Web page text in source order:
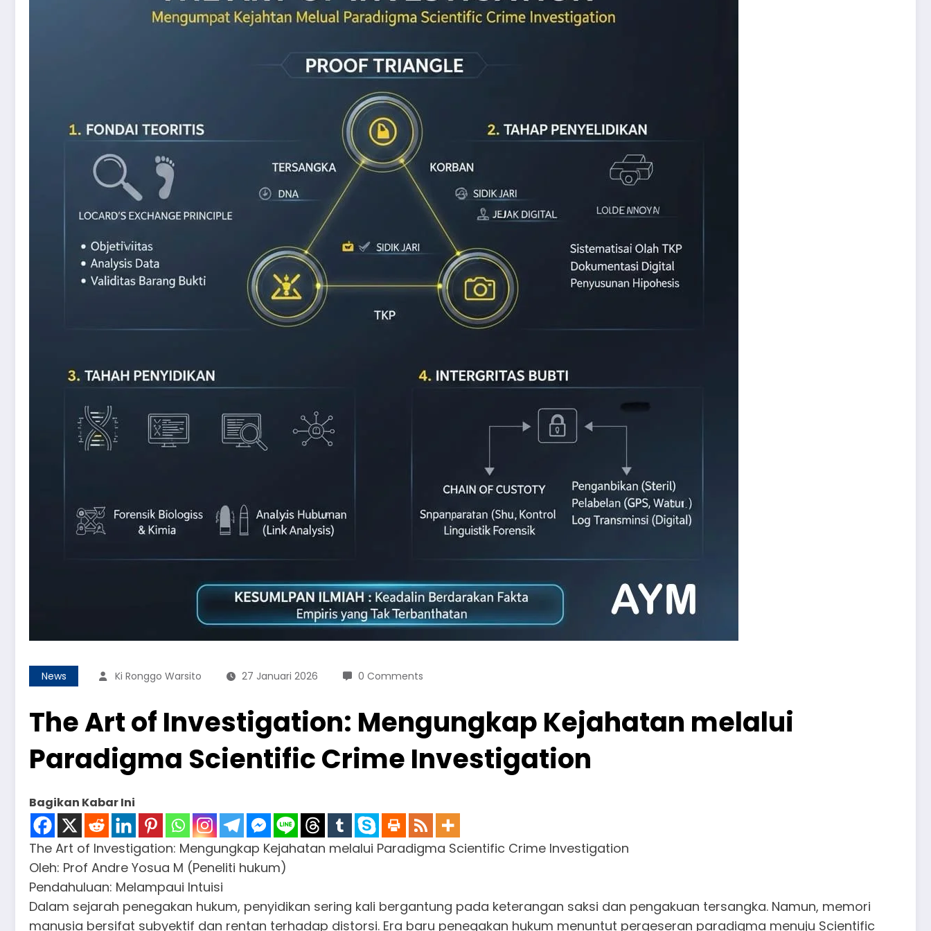
News Ki Ronggo Warsito 27 Januari 2026 0 Comments
The Art of Investigation: Mengungkap Kejahatan melalui
Paradigma Scientific Crime Investigation
Bagikan Kabar Ini
The Art of Investigation: Mengungkap Kejahatan melalui Paradigma Scientific Crime Investigation
Oleh: Prof Andre Yosua M (Peneliti hukum)
Pendahuluan: Melampaui Intuisi
Dalam sejarah penegakan hukum, penyidikan sering kali bergantung pada keterangan saksi dan pengakuan tersangka. Namun, memori
manusia bersifat subyektif dan rentan terhadap distorsi. Era baru penegakan hukum menuntut pergeseran paradigma menuju Scientific